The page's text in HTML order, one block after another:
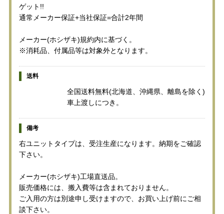
ゲット!!
通常メーカー保証+当社保証=合計2年間
メーカー(ホシザキ)規約内に基づく。
※消耗品、付属品等は対象外となります。
送料
全国送料無料(北海道、沖縄県、離島を除く)
車上渡しにつき。
備考
右ユニットタイプは、受注生産になります。納期をご確認
下さい。
メーカー(ホシザキ)工場直送品。
販売価格には、搬入費等は含まれておりません。
ご入用の方は別途申し受けますので、お買い上げ前にご相
談下さい。